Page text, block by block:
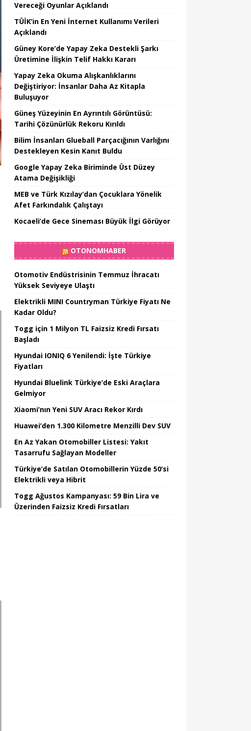
Vereceği Oyunlar Açıklandı
TÜİK’in En Yeni İnternet Kullanımı Verileri
Açıklandı
Güney Kore’de Yapay Zeka Destekli Şarkı
Üretimine İlişkin Telif Hakkı Kararı
Yapay Zeka Okuma Alışkanlıklarını
Değiştiriyor: İnsanlar Daha Az Kitapla
Buluşuyor
Güneş Yüzeyinin En Ayrıntılı Görüntüsü:
Tarihi Çözünürlük Rekoru Kırıldı
Bilim İnsanları Glueball Parçacığının Varlığını
Destekleyen Kesin Kanıt Buldu
Google Yapay Zeka Biriminde Üst Düzey
Atama Değişikliği
MEB ve Türk Kızılay’dan Çocuklara Yönelik
Afet Farkındalık Çalıştayı
Kocaeli’de Gece Sineması Büyük İlgi Görüyor
OTONOMHABER
Otomotiv Endüstrisinin Temmuz İhracatı
Yüksek Seviyeye Ulaştı
Elektrikli MINI Countryman Türkiye Fiyatı Ne
Kadar Oldu?
Togg için 1 Milyon TL Faizsiz Kredi Fırsatı
Başladı
Hyundai IONIQ 6 Yenilendi: İşte Türkiye
Fiyatları
Hyundai Bluelink Türkiye’de Eski Araçlara
Gelmiyor
Xiaomi’nın Yeni SUV Aracı Rekor Kırdı
Huawei’den 1.300 Kilometre Menzilli Dev SUV
En Az Yakan Otomobiller Listesi: Yakıt
Tasarrufu Sağlayan Modeller
Türkiye’de Satılan Otomobillerin Yüzde 50’si
Elektrikli veya Hibrit
Togg Ağustos Kampanyası: 59 Bin Lira ve
Üzerinden Faizsiz Kredi Fırsatları